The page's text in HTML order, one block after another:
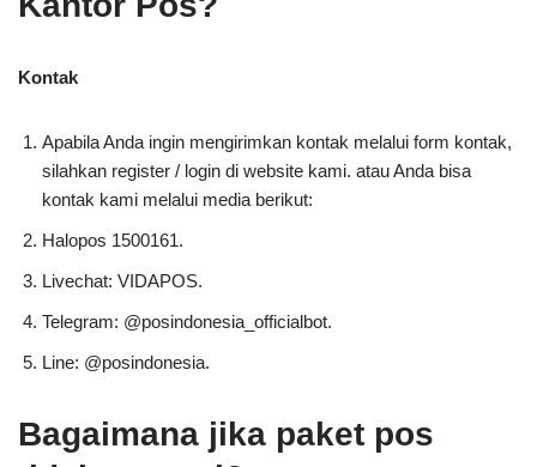
Kontak
Apabila Anda ingin mengirimkan kontak melalui form kontak,
silahkan register / login di website kami. atau Anda bisa
kontak kami melalui media berikut:
Halopos 1500161.
Livechat: VIDAPOS.
Telegram: @posindonesia_officialbot.
Line: @posindonesia.
Bagaimana jika paket pos